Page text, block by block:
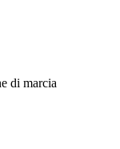
di marcia